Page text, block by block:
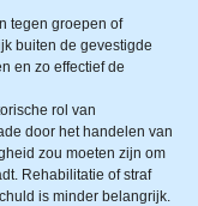
tegen groepen of
buiten de gevestigde
en zo effectief de
rol van
door het handelen van
zou moeten zijn om
Rehabilitatie of straf
is minder belangrijk.